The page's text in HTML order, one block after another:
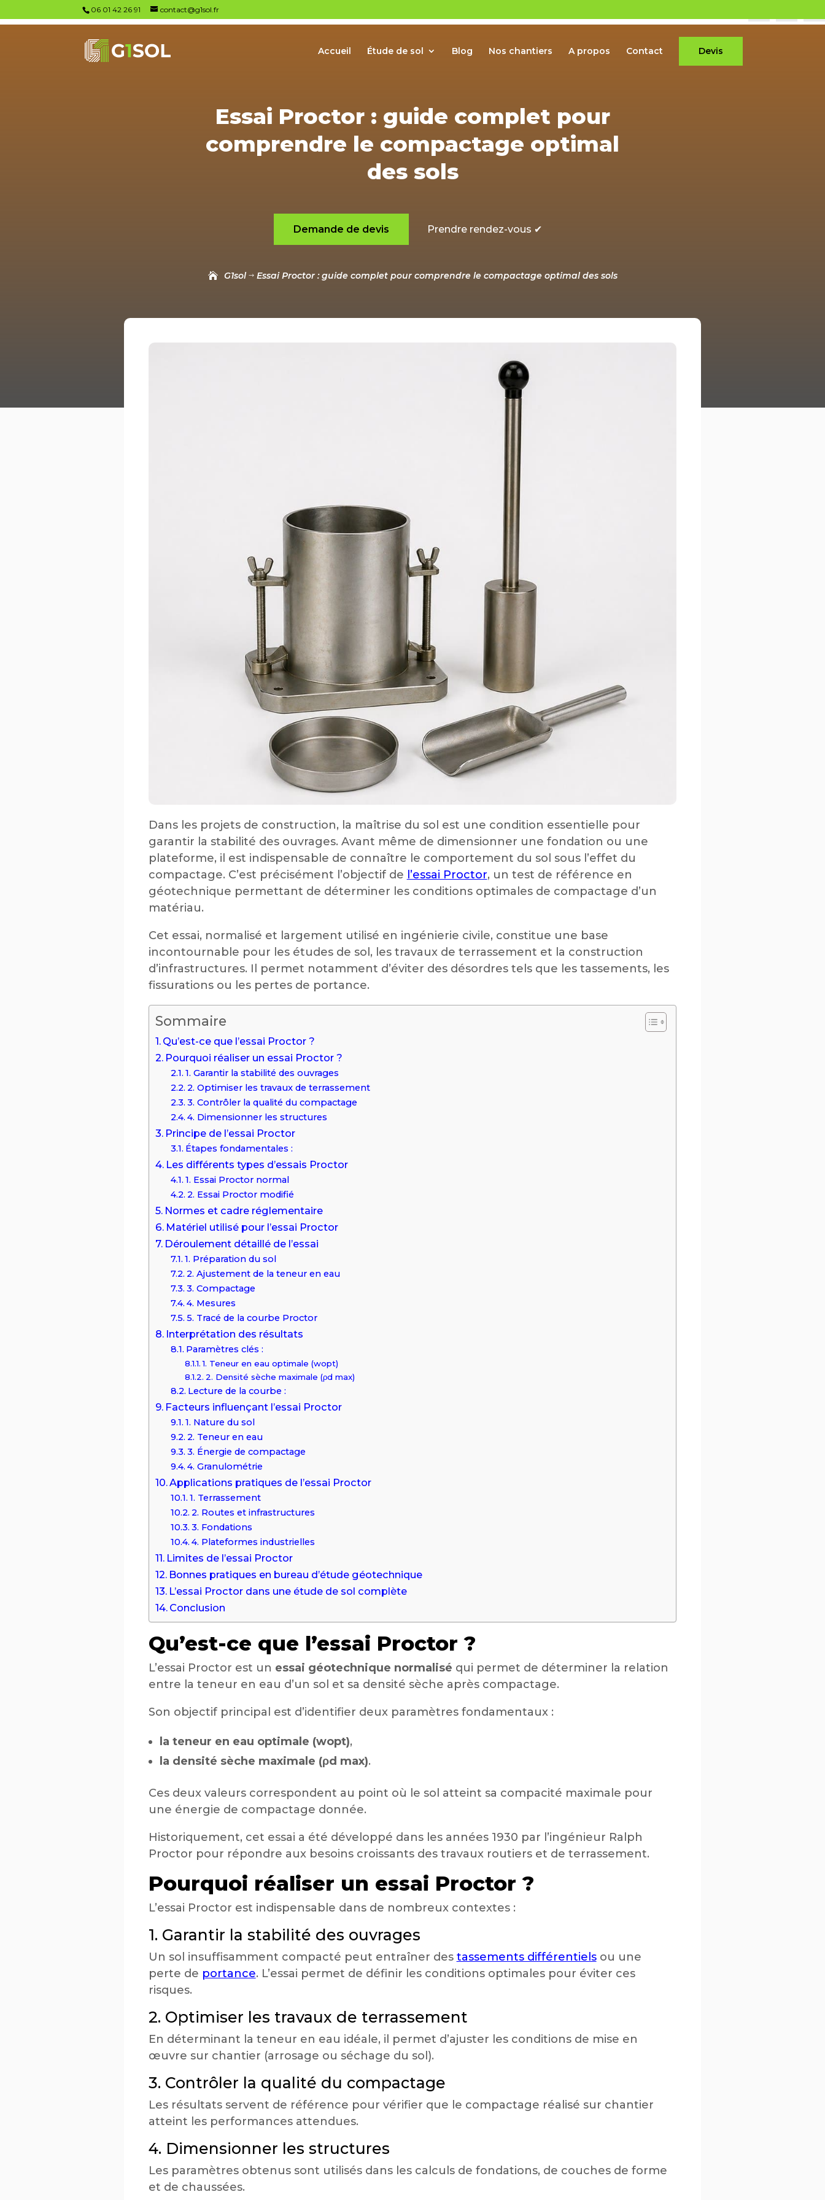
06 01 42 26 91 contact@g1sol.fr
Accueil Étude de sol Blog Nos chantiers A propos Contact Devis
Essai Proctor : guide complet pour
comprendre le compactage optimal
des sols
Demande de devis Prendre rendez-vous ✔
G1sol $ Essai Proctor : guide complet pour comprendre le compactage optimal des sols
Dans les projets de construction, la maîtrise du sol est une condition essentielle pour
garantir la stabilité des ouvrages. Avant même de dimensionner une fondation ou une
plateforme, il est indispensable de connaître le comportement du sol sous l’effet du
compactage. C’est précisément l’objectif de l’essai Proctor, un test de référence en
géotechnique permettant de déterminer les conditions optimales de compactage d’un
matériau.
Cet essai, normalisé et largement utilisé en ingénierie civile, constitue une base
incontournable pour les études de sol, les travaux de terrassement et la construction
d’infrastructures. Il permet notamment d’éviter des désordres tels que les tassements, les
fissurations ou les pertes de portance.
Sommaire
Qu’est-ce que l’essai Proctor ?
Pourquoi réaliser un essai Proctor ?
1. Garantir la stabilité des ouvrages
2. Optimiser les travaux de terrassement
3. Contrôler la qualité du compactage
4. Dimensionner les structures
Principe de l’essai Proctor
Étapes fondamentales :
Les différents types d’essais Proctor
1. Essai Proctor normal
2. Essai Proctor modifié
Normes et cadre réglementaire
Matériel utilisé pour l’essai Proctor
Déroulement détaillé de l’essai
1. Préparation du sol
2. Ajustement de la teneur en eau
3. Compactage
4. Mesures
5. Tracé de la courbe Proctor
Interprétation des résultats
Paramètres clés :
1. Teneur en eau optimale (wopt)
2. Densité sèche maximale (ρd max)
Lecture de la courbe :
Facteurs influençant l’essai Proctor
1. Nature du sol
2. Teneur en eau
3. Énergie de compactage
4. Granulométrie
Applications pratiques de l’essai Proctor
1. Terrassement
2. Routes et infrastructures
3. Fondations
4. Plateformes industrielles
Limites de l’essai Proctor
Bonnes pratiques en bureau d’étude géotechnique
L’essai Proctor dans une étude de sol complète
Conclusion
Qu’est-ce que l’essai Proctor ?
L’essai Proctor est un essai géotechnique normalisé qui permet de déterminer la relation
entre la teneur en eau d’un sol et sa densité sèche après compactage.
Son objectif principal est d’identifier deux paramètres fondamentaux :
la teneur en eau optimale (wopt),
la densité sèche maximale (ρd max).
Ces deux valeurs correspondent au point où le sol atteint sa compacité maximale pour
une énergie de compactage donnée.
Historiquement, cet essai a été développé dans les années 1930 par l’ingénieur Ralph
Proctor pour répondre aux besoins croissants des travaux routiers et de terrassement.
Pourquoi réaliser un essai Proctor ?
L’essai Proctor est indispensable dans de nombreux contextes :
1. Garantir la stabilité des ouvrages
Un sol insuffisamment compacté peut entraîner des tassements différentielsou une
perte de portance. L’essai permet de définir les conditions optimales pour éviter ces
risques.
2. Optimiser les travaux de terrassement
En déterminant la teneur en eau idéale, il permet d’ajuster les conditions de mise en
œuvre sur chantier (arrosage ou séchage du sol).
3. Contrôler la qualité du compactage
Les résultats servent de référence pour vérifier que le compactage réalisé sur chantier
atteint les performances attendues.
4. Dimensionner les structures
Les paramètres obtenus sont utilisés dans les calculs de fondations, de couches de forme
et de chaussées.